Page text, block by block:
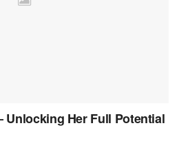
Unlocking Her Full Potential